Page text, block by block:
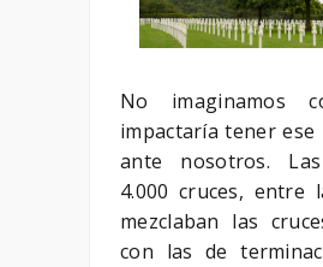
No imaginamos
impactaría tener ese
ante nosotros.
4.000 cruces, entre
mezclaban las
con las de